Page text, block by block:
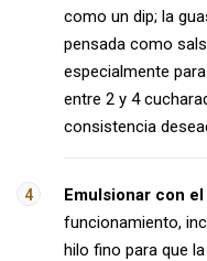
como un dip; la
pensada como
especialmente
entre 2 y 4
consistencia
Emulsionar con
funcionamiento,
hilo fino para que